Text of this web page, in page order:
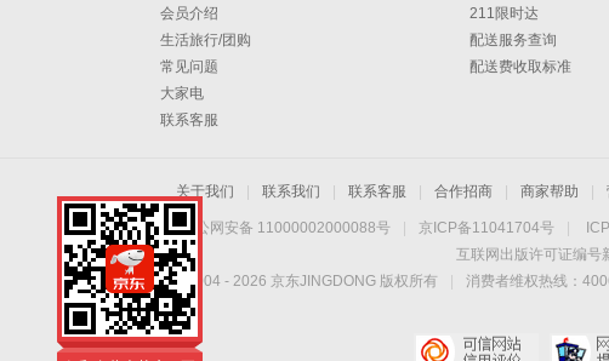
会员介绍
生活旅行/团购
常见问题
大家电
联系客服
211限时达
配送服务查询
配送费收取标准
关于我们 联系我们 联系客服 合作招商 商家帮助
京公网安备 11000002000088号 京ICP备11041704号 ICP
互联网出版许可证编号
Copyright © 2004 - 2026 京东JINGDONG 版权所有 消费者维权热线：
仁和自营大药房，正
品保障